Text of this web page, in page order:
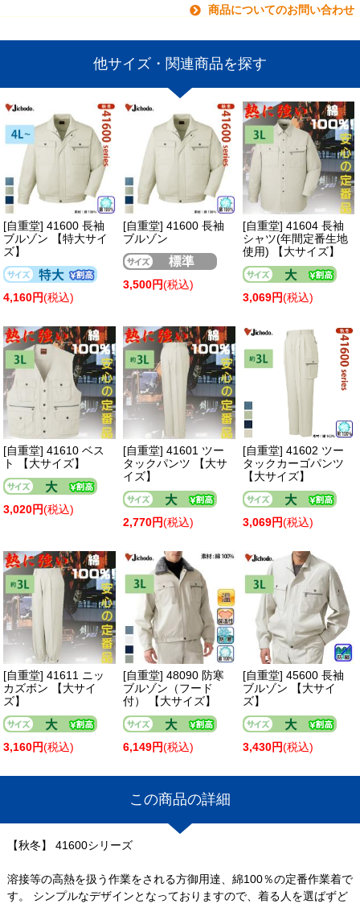
商品についてのお問い合わせ
他サイズ・関連商品を探す
[自重堂] 41600 長袖
ブルゾン 【特大サイ
ズ】
4,160円(税込)
[自重堂] 41600 長袖
ブルゾン
3,500円(税込)
[自重堂] 41604 長袖
シャツ(年間定番生地
使用) 【大サイズ】
3,069円(税込)
[自重堂] 41610 ベス
ト 【大サイズ】
3,020円(税込)
[自重堂] 41601 ツー
タックパンツ 【大サ
イズ】
2,770円(税込)
[自重堂] 41602 ツー
タックカーゴパンツ
【大サイズ】
3,069円(税込)
[自重堂] 41611 ニッ
カズボン 【大サイ
ズ】
3,160円(税込)
[自重堂] 48090 防寒
ブルゾン（フード
付） 【大サイズ】
6,149円(税込)
[自重堂] 45600 長袖
ブルゾン 【大サイ
ズ】
3,430円(税込)
この商品の詳細
【秋冬】 41600シリーズ
溶接等の高熱を扱う作業をされる方御用達、綿100％の定番作業着で
す。 シンプルなデザインとなっておりますので、着る人を選ばずど